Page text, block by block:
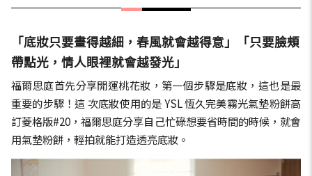
「底妝只要畫得越細，春風就會越得意」「只要臉頰
帶點光，情人眼裡就會越發光」
福爾思庭首先分享開運桃花妝，第一個步驟是底妝，這也是最
重要的步驟！這 次底妝使用的是 YSL 恆久完美霧光氣墊粉餅高
訂菱格版#20，福爾思庭分享自己忙碌想要省時間的時候，就會
用氣墊粉餅，輕拍就能打造透亮底妝。